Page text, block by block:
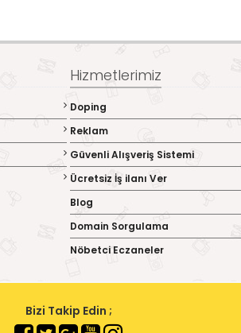
Hizmetlerimiz
Doping
Reklam
Güvenli Alışveriş Sistemi
Ücretsiz İş ilanı Ver
Blog
Domain Sorgulama
Nöbetci Eczaneler
Bizi Takip Edin ;